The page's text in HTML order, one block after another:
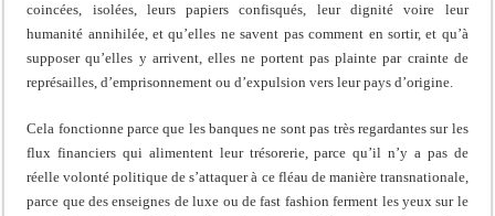
coincées, isolées, leurs papiers confisqués, leur dignité voire leur
humanité annihilée, et qu’elles ne savent pas comment en sortir, et qu’à
supposer qu’elles y arrivent, elles ne portent pas plainte par crainte de
représailles, d’emprisonnement ou d’expulsion vers leur pays d’origine.
Cela fonctionne parce que les banques ne sont pas très regardantes sur les
flux financiers qui alimentent leur trésorerie, parce qu’il n’y a pas de
réelle volonté politique de s’attaquer à ce fléau de manière transnationale,
parce que des enseignes de luxe ou de fast fashion ferment les yeux sur le